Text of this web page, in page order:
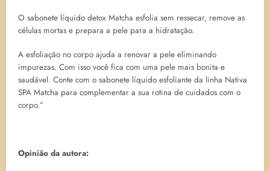
O sabonete líquido detox Matcha esfolia sem ressecar, remove as
células mortas e prepara a pele para a hidratação.
A esfoliação no corpo ajuda a renovar a pele eliminando
impurezas. Com isso você fica com uma pele mais bonita e
saudável. Conte com o sabonete líquido esfoliante da linha Nativa
SPA Matcha para complementar a sua rotina de cuidados com o
corpo.”
Opinião da autora: